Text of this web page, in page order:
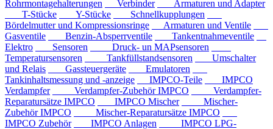
Rohrmontagehalterungen
Verbinder
Armaturen und Adapter
T-Stücke
Y-Stücke
Schnellkupplungen
Bördelmutter und Kompressionsringe
Armaturen und Ventile
Gasventile
Benzin-Absperrventile
Tankentnahmeventile
Elektro
Sensoren
Druck- un MAPsensoren
Temperatursensoren
Tankfüllstandsensoren
Umschalter
und Relais
Gassteuergeräte
Emulatoren
Tankinhaltsmessung und -anzeige
IMPCO-Teile
IMPCO
Verdampfer
Verdampfer-Zubehör IMPCO
Verdampfer-
Reparatursätze IMPCO
IMPCO Mischer
Mischer-
Zubehör IMPCO
Mischer-Reparatursätze IMPCO
IMPCO Zubehör
IMPCO Anlagen
IMPCO LPG-